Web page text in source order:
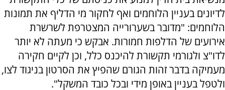
לדיונים בעניין הלוחמים ואף לחקור מי הדליף את תמונות
הלוחמים: "מדובר בשערורייה המצטרפת לשרשרת
אירועים של הדלפות חמורות. אבקש כי מעתה לא יותר
לדו"צ ולגורמי תקשורת להיכנס כלל, וכן לקיים חקירה
מעמיקה בדבר זהות הגורם שהפיץ את הסרטון בניגוד לצו,
ולטפל בעניין באופן מידי ובכל כובד המשקל".